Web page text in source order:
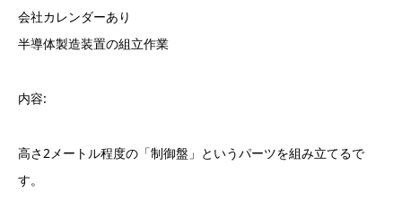
会社カレンダーあり
半導体製造装置の組立作業
内容:
高さ2メートル程度の「制御盤」というパーツを組み立てるで
す。